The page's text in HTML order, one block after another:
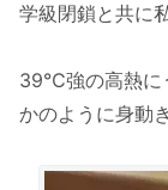
学級閉鎖と共に
39℃強の高熱に
かのように身動